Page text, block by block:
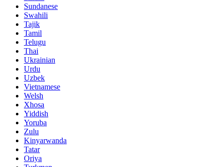
Sundanese
Swahili
Tajik
Tamil
Telugu
Thai
Ukrainian
Urdu
Uzbek
Vietnamese
Welsh
Xhosa
Yiddish
Yoruba
Zulu
Kinyarwanda
Tatar
Oriya